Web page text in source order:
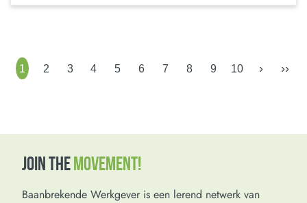
1 2 3 4 5 6 7 8 9 10 › ››
JOIN THEMOVEMENT!
Baanbrekende Werkgever is een lerend netwerk van